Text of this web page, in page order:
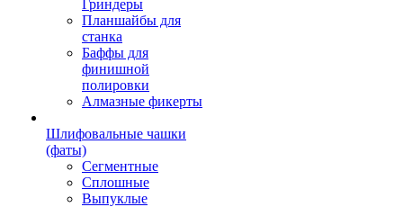
Гриндеры
Планшайбы для
станка
Баффы для
финишной
полировки
Алмазные фикерты
Шлифовальные чашки
(фаты)
Сегментные
Сплошные
Выпуклые